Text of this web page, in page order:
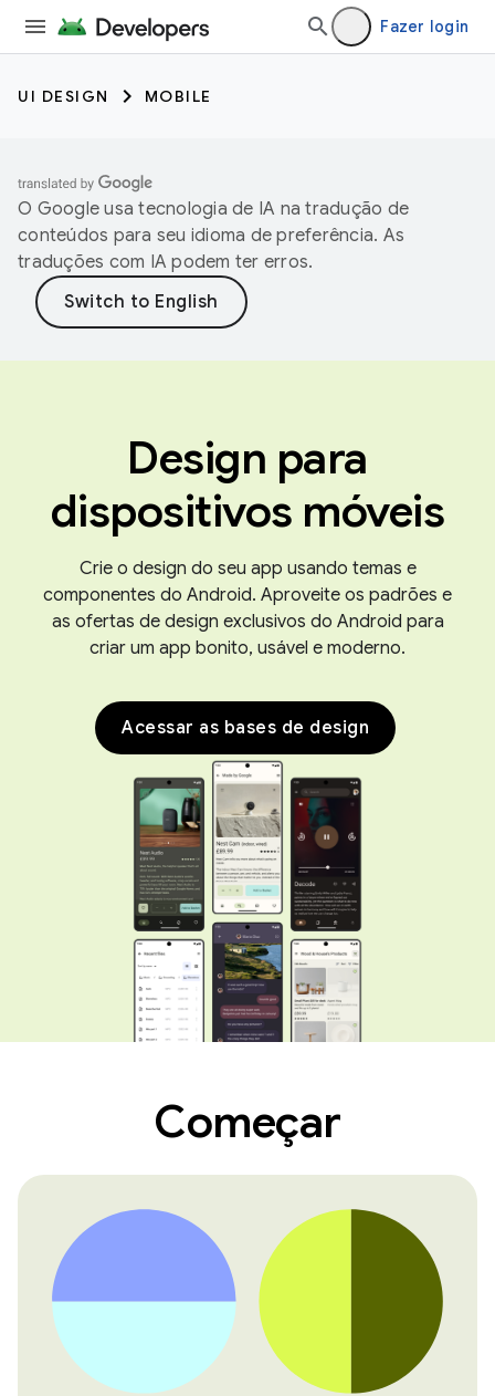
Fazer login
UI DESIGN MOBILE
O Google usa tecnologia de IA na tradução de
conteúdos para seu idioma de preferência. As
traduções com IA podem ter erros.
Design para
dispositivos móveis
Crie o design do seu app usando temas e
componentes do Android. Aproveite os padrões e
as ofertas de design exclusivos do Android para
criar um app bonito, usável e moderno.
Acessar as bases de design
Começar